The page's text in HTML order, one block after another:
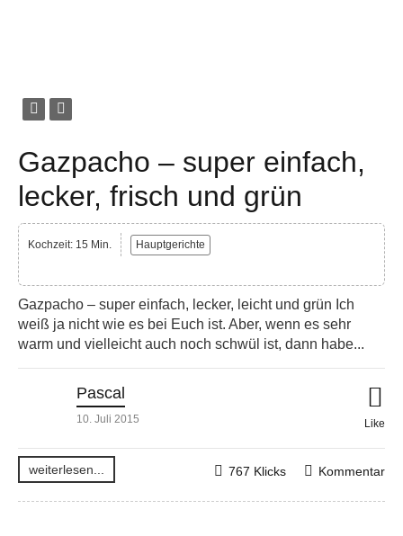
Gazpacho – super einfach,
lecker, frisch und grün
Kochzeit: 15 Min. Hauptgerichte
Gazpacho – super einfach, lecker, leicht und grün Ich
weiß ja nicht wie es bei Euch ist. Aber, wenn es sehr
warm und vielleicht auch noch schwül ist, dann habe...
Pascal
10. Juli 2015 Like
weiterlesen... Kommentar
767 Klicks